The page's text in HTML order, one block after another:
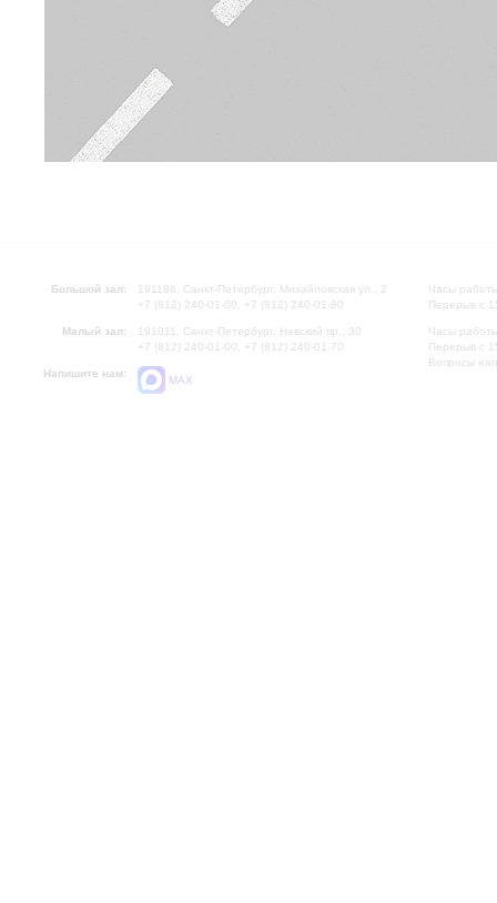
Большой зал:
191186, Санкт-Петербург, Михайловская ул., 2
+7 (812) 240-01-00, +7 (812) 240-01-80
Малый зал:
191011, Санкт-Петербург, Невский пр., 30
+7 (812) 240-01-00, +7 (812) 240-01-70
Напишите нам:
MAX
Часы
Перерыв с
Часы
Перерыв с
Вопросы